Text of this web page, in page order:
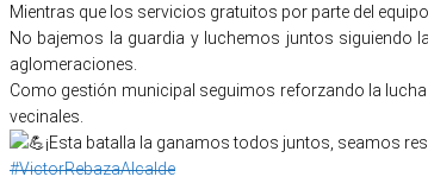
Mientras que los servicios gratuitos por parte del
No bajemos la guardia y luchemos juntos siguiendo
aglomeraciones.
Como gestión municipal seguimos reforzando la
vecinales.
¡Esta batalla la ganamos todos juntos, seamos
#VictorRebazaAlcalde